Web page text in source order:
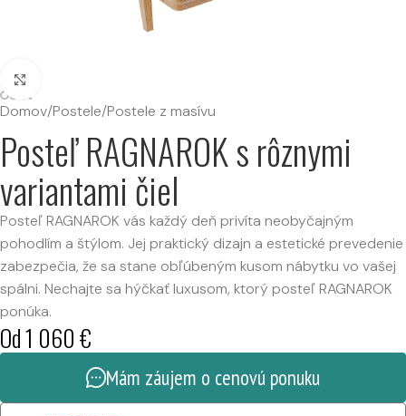
Domov/Postele/Postele z masívu
Posteľ RAGNAROK s rôznymi
variantami čiel
Posteľ RAGNAROK vás každý deň privíta neobyčajným
pohodlím a štýlom. Jej praktický dizajn a estetické prevedenie
zabezpečia, že sa stane obľúbeným kusom nábytku vo vašej
spálni. Nechajte sa hýčkať luxusom, ktorý posteľ RAGNAROK
ponúka.
Od1 060€
Mám záujem o cenovú ponuku